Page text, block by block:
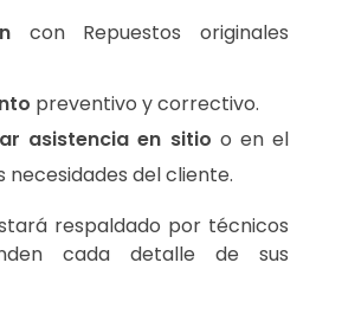
con Repuestos originales
preventivo y correctivo.
asistencia en sitio o en el
necesidades del cliente.
respaldado por técnicos
cada detalle de sus